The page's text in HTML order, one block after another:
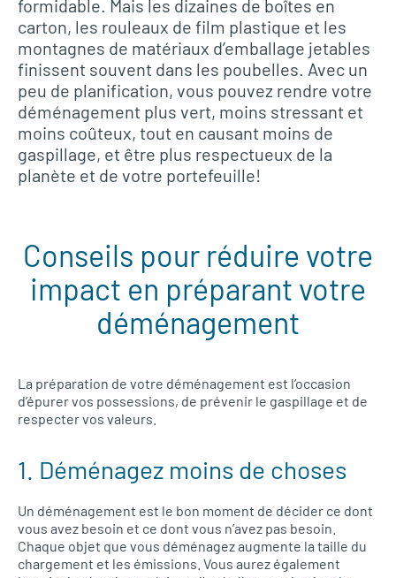
formidable. Mais les dizaines de boîtes en
carton, les rouleaux de film plastique et les
montagnes de matériaux d’emballage jetables
finissent souvent dans les poubelles. Avec un
peu de planification, vous pouvez rendre votre
déménagement plus vert, moins stressant et
moins coûteux, tout en causant moins de
gaspillage, et être plus respectueux de la
planète et de votre portefeuille!
Conseils pour réduire votre
impact en préparant votre
déménagement
La préparation de votre déménagement est l’occasion
d’épurer vos possessions, de prévenir le gaspillage et de
respecter vos valeurs.
1. Déménagez moins de choses
Un déménagement est le bon moment de décider ce dont
vous avez besoin et ce dont vous n’avez pas besoin.
Chaque objet que vous déménagez augmente la taille du
chargement et les émissions. Vous aurez également